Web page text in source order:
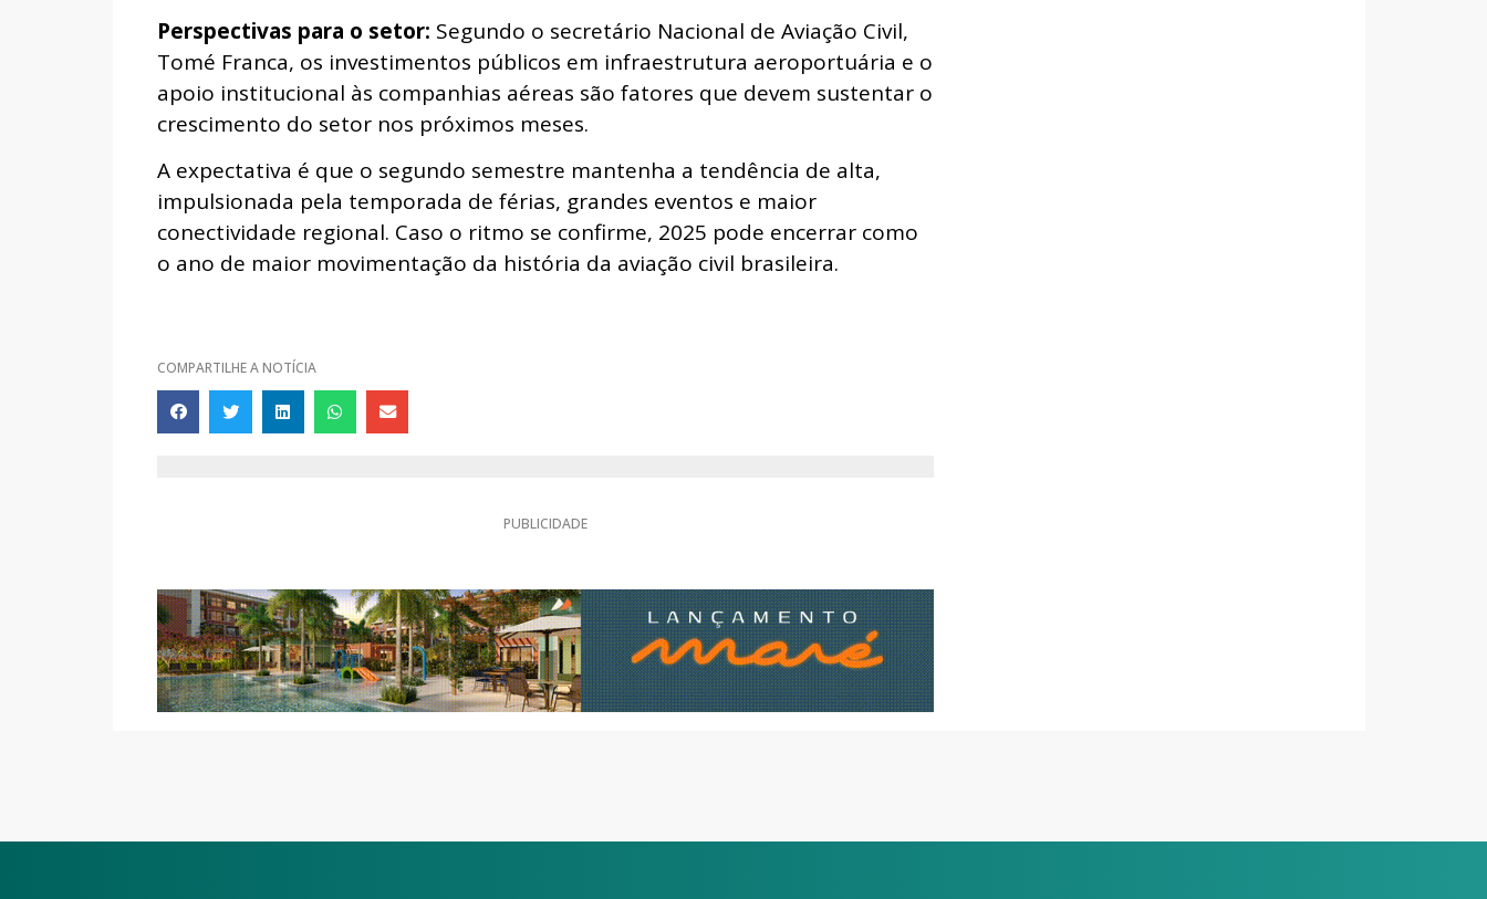
Perspectivas para o setor: Segundo o secretário Nacional de Aviação Civil,
Tomé Franca, os investimentos públicos em infraestrutura aeroportuária e o
apoio institucional às companhias aéreas são fatores que devem sustentar o
crescimento do setor nos próximos meses.
A expectativa é que o segundo semestre mantenha a tendência de alta,
impulsionada pela temporada de férias, grandes eventos e maior
conectividade regional. Caso o ritmo se confirme, 2025 pode encerrar como
o ano de maior movimentação da história da aviação civil brasileira.
COMPARTILHE A NOTÍCIA
PUBLICIDADE